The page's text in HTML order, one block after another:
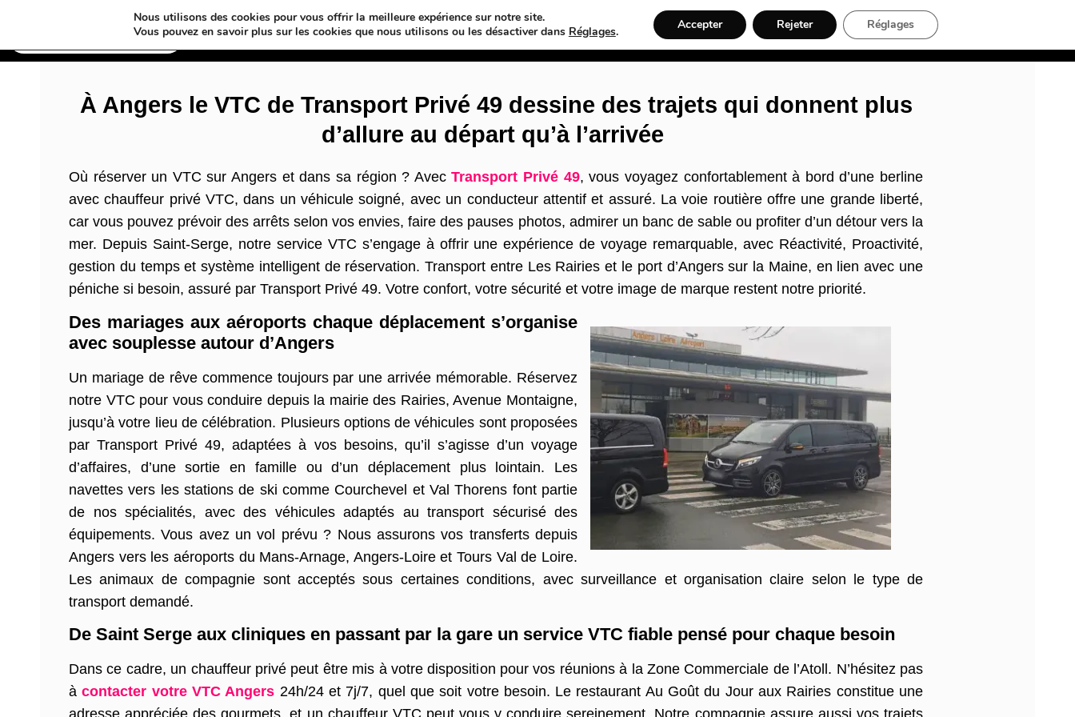
Annuaires & Blogs Web Taxi VTC Ambulance Locations De Voitures Bâtiment, Artisans & Électriciens Déménageur
À Angers le VTC de Transport Privé 49 dessine des trajets qui donnent plus
d’allure au départ qu’à l’arrivée
Où réserver un VTC sur Angers et dans sa région ? AvecTransport Privé 49, vous voyagez confortablement à bord d’une berline
avec chauffeur privé VTC, dans un véhicule soigné, avec un conducteur attentif et assuré. La voie routière offre une grande liberté,
car vous pouvez prévoir des arrêts selon vos envies, faire des pauses photos, admirer un banc de sable ou profiter d’un détour vers la
mer. Depuis Saint-Serge, notre service VTC s’engage à offrir une expérience de voyage remarquable, avec Réactivité, Proactivité,
gestion du temps et système intelligent de réservation. Transport entre Les Rairies et le port d’Angers sur la Maine, en lien avec une
péniche si besoin, assuré par Transport Privé 49. Votre confort, votre sécurité et votre image de marque restent notre priorité.
Des mariages aux aéroports chaque déplacement s’organise
avec souplesse autour d’Angers
Un mariage de rêve commence toujours par une arrivée mémorable. Réservez
notre VTC pour vous conduire depuis la mairie des Rairies, Avenue Montaigne,
jusqu’à votre lieu de célébration. Plusieurs options de véhicules sont proposées
par Transport Privé 49, adaptées à vos besoins, qu’il s’agisse d’un voyage
d’affaires, d’une sortie en famille ou d’un déplacement plus lointain. Les
navettes vers les stations de ski comme Courchevel et Val Thorens font partie
de nos spécialités, avec des véhicules adaptés au transport sécurisé des
équipements. Vous avez un vol prévu ? Nous assurons vos transferts depuis
Angers vers les aéroports du Mans-Arnage, Angers-Loire et Tours Val de Loire.
Les animaux de compagnie sont acceptés sous certaines conditions, avec surveillance et organisation claire selon le type de
transport demandé.
De Saint Serge aux cliniques en passant par la gare un service VTC fiable pensé pour chaque besoin
Dans ce cadre, un chauffeur privé peut être mis à votre disposition pour vos réunions à la Zone Commerciale de l’Atoll. N’hésitez pas
àcontacter votre VTC Angers 24h/24 et 7j/7, quel que soit votre besoin. Le restaurant Au Goût du Jour aux Rairies constitue une
Nous utilisons des cookies pour vous offrir la meilleure expérience sur notre site.
Vous pouvez en savoir plus sur les cookies que nous utilisons ou les désactiver dans Réglages. Accepter Rejeter Réglages